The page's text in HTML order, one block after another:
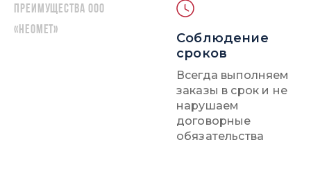
Преимущества ООО
«НЕОМЕТ»
Соблюдение
сроков
Всегда выполняем
заказы в срок и не
нарушаем
договорные
обязательства